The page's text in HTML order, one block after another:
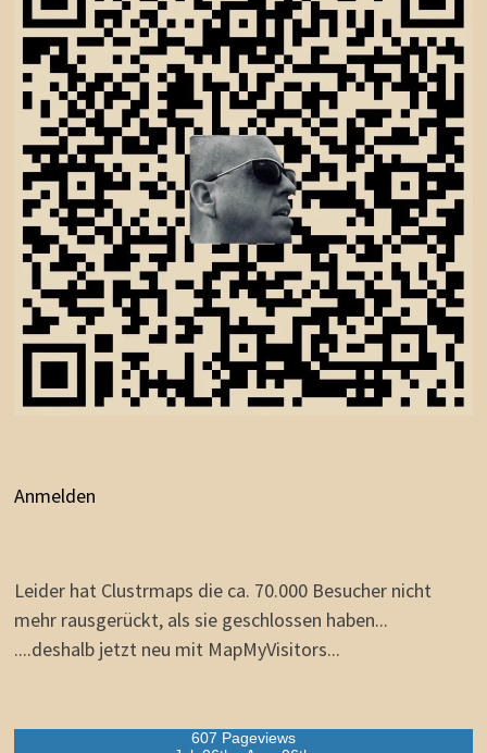
Anmelden
Leider hat Clustrmaps die ca. 70.000 Besucher nicht
mehr rausgerückt, als sie geschlossen haben...
....deshalb jetzt neu mit MapMyVisitors...
607 Pageviews